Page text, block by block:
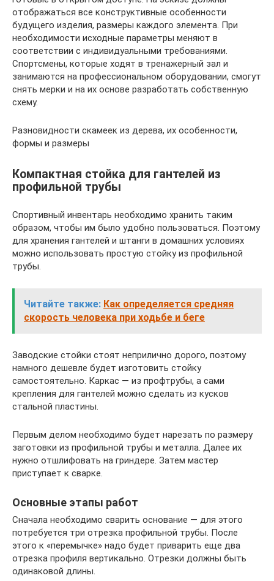
отображаться все конструктивные особенности
будущего изделия, размеры каждого элемента. При
необходимости исходные параметры меняют в
соответствии с индивидуальными требованиями.
Спортсмены, которые ходят в тренажерный зал и
занимаются на профессиональном оборудовании, смогут
снять мерки и на их основе разработать собственную
схему.
Разновидности скамеек из дерева, их особенности,
формы и размеры
Компактная стойка для гантелей из
профильной трубы
Спортивный инвентарь необходимо хранить таким
образом, чтобы им было удобно пользоваться. Поэтому
для хранения гантелей и штанги в домашних условиях
можно использовать простую стойку из профильной
трубы.
Читайте также: Как определяется средняя
скорость человека при ходьбе и беге
Заводские стойки стоят неприлично дорого, поэтому
намного дешевле будет изготовить стойку
самостоятельно. Каркас — из профтрубы, а сами
крепления для гантелей можно сделать из кусков
стальной пластины.
Первым делом необходимо будет нарезать по размеру
заготовки из профильной трубы и металла. Далее их
нужно отшлифовать на гриндере. Затем мастер
приступает к сварке.
Основные этапы работ
Сначала необходимо сварить основание — для этого
потребуется три отрезка профильной трубы. После
этого к «перемычке» надо будет приварить еще два
отрезка профиля вертикально. Отрезки должны быть
одинаковой длины.